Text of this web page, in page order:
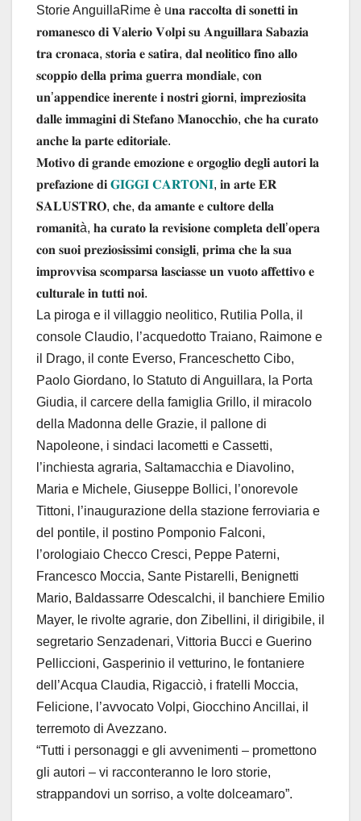
Storie AnguillaRime è u𝐧𝐚 𝐫𝐚𝐜𝐜𝐨𝐥𝐭𝐚 𝐝𝐢 𝐬𝐨𝐧𝐞𝐭𝐭𝐢 𝐢𝐧
𝐫𝐨𝐦𝐚𝐧𝐞𝐬𝐜𝐨 𝐝𝐢 𝐕𝐚𝐥𝐞𝐫𝐢𝐨 𝐕𝐨𝐥𝐩𝐢 𝐬𝐮 𝐀𝐧𝐠𝐮𝐢𝐥𝐥𝐚𝐫𝐚 𝐒𝐚𝐛𝐚𝐳𝐢𝐚
𝐭𝐫𝐚 𝐜𝐫𝐨𝐧𝐚𝐜𝐚, 𝐬𝐭𝐨𝐫𝐢𝐚 𝐞 𝐬𝐚𝐭𝐢𝐫𝐚, 𝐝𝐚𝐥 𝐧𝐞𝐨𝐥𝐢𝐭𝐢𝐜𝐨 𝐟𝐢𝐧𝐨 𝐚𝐥𝐥𝐨
𝐬𝐜𝐨𝐩𝐩𝐢𝐨 𝐝𝐞𝐥𝐥𝐚 𝐩𝐫𝐢𝐦𝐚 𝐠𝐮𝐞𝐫𝐫𝐚 𝐦𝐨𝐧𝐝𝐢𝐚𝐥𝐞, 𝐜𝐨𝐧
𝐮𝐧’𝐚𝐩𝐩𝐞𝐧𝐝𝐢𝐜𝐞 𝐢𝐧𝐞𝐫𝐞𝐧𝐭𝐞 𝐢 𝐧𝐨𝐬𝐭𝐫𝐢 𝐠𝐢𝐨𝐫𝐧𝐢, 𝐢𝐦𝐩𝐫𝐞𝐳𝐢𝐨𝐬𝐢𝐭𝐚
𝐝𝐚𝐥𝐥𝐞 𝐢𝐦𝐦𝐚𝐠𝐢𝐧𝐢 𝐝𝐢 𝐒𝐭𝐞𝐟𝐚𝐧𝐨 𝐌𝐚𝐧𝐨𝐜𝐜𝐡𝐢𝐨, 𝐜𝐡𝐞 𝐡𝐚 𝐜𝐮𝐫𝐚𝐭𝐨
𝐚𝐧𝐜𝐡𝐞 𝐥𝐚 𝐩𝐚𝐫𝐭𝐞 𝐞𝐝𝐢𝐭𝐨𝐫𝐢𝐚𝐥𝐞.
𝐌𝐨𝐭𝐢𝐯𝐨 𝐝𝐢 𝐠𝐫𝐚𝐧𝐝𝐞 𝐞𝐦𝐨𝐳𝐢𝐨𝐧𝐞 𝐞 𝐨𝐫𝐠𝐨𝐠𝐥𝐢𝐨 𝐝𝐞𝐠𝐥𝐢 𝐚𝐮𝐭𝐨𝐫𝐢 𝐥𝐚
𝐩𝐫𝐞𝐟𝐚𝐳𝐢𝐨𝐧𝐞 𝐝𝐢 𝐆𝐈𝐆𝐆𝐈 𝐂𝐀𝐑𝐓𝐎𝐍𝐈, 𝐢𝐧 𝐚𝐫𝐭𝐞 𝐄𝐑
𝐒𝐀𝐋𝐔𝐒𝐓𝐑𝐎, 𝐜𝐡𝐞, 𝐝𝐚 𝐚𝐦𝐚𝐧𝐭𝐞 𝐞 𝐜𝐮𝐥𝐭𝐨𝐫𝐞 𝐝𝐞𝐥𝐥𝐚
𝐫𝐨𝐦𝐚𝐧𝐢𝐭à, 𝐡𝐚 𝐜𝐮𝐫𝐚𝐭𝐨 𝐥𝐚 𝐫𝐞𝐯𝐢𝐬𝐢𝐨𝐧𝐞 𝐜𝐨𝐦𝐩𝐥𝐞𝐭𝐚 𝐝𝐞𝐥𝐥’𝐨𝐩𝐞𝐫𝐚
𝐜𝐨𝐧 𝐬𝐮𝐨𝐢 𝐩𝐫𝐞𝐳𝐢𝐨𝐬𝐢𝐬𝐬𝐢𝐦𝐢 𝐜𝐨𝐧𝐬𝐢𝐠𝐥𝐢, 𝐩𝐫𝐢𝐦𝐚 𝐜𝐡𝐞 𝐥𝐚 𝐬𝐮𝐚
𝐢𝐦𝐩𝐫𝐨𝐯𝐯𝐢𝐬𝐚 𝐬𝐜𝐨𝐦𝐩𝐚𝐫𝐬𝐚 𝐥𝐚𝐬𝐜𝐢𝐚𝐬𝐬𝐞 𝐮𝐧 𝐯𝐮𝐨𝐭𝐨 𝐚𝐟𝐟𝐞𝐭𝐭𝐢𝐯𝐨 𝐞
𝐜𝐮𝐥𝐭𝐮𝐫𝐚𝐥𝐞 𝐢𝐧 𝐭𝐮𝐭𝐭𝐢 𝐧𝐨𝐢.
La piroga e il villaggio neolitico, Rutilia Polla, il
console Claudio, l’acquedotto Traiano, Raimone e
il Drago, il conte Everso, Franceschetto Cibo,
Paolo Giordano, lo Statuto di Anguillara, la Porta
Giudia, il carcere della famiglia Grillo, il miracolo
della Madonna delle Grazie, il pallone di
Napoleone, i sindaci Iacometti e Cassetti,
l’inchiesta agraria, Saltamacchia e Diavolino,
Maria e Michele, Giuseppe Bollici, l’onorevole
Tittoni, l’inaugurazione della stazione ferroviaria e
del pontile, il postino Pomponio Falconi,
l’orologiaio Checco Cresci, Peppe Paterni,
Francesco Moccia, Sante Pistarelli, Benignetti
Mario, Baldassarre Odescalchi, il banchiere Emilio
Mayer, le rivolte agrarie, don Zibellini, il dirigibile, il
segretario Senzadenari, Vittoria Bucci e Guerino
Pelliccioni, Gasperinio il vetturino, le fontaniere
dell’Acqua Claudia, Rigacciò, i fratelli Moccia,
Felicione, l’avvocato Volpi, Giocchino Ancillai, il
terremoto di Avezzano.
“Tutti i personaggi e gli avvenimenti – promettono
gli autori – vi racconteranno le loro storie,
strappandovi un sorriso, a volte dolceamaro”.